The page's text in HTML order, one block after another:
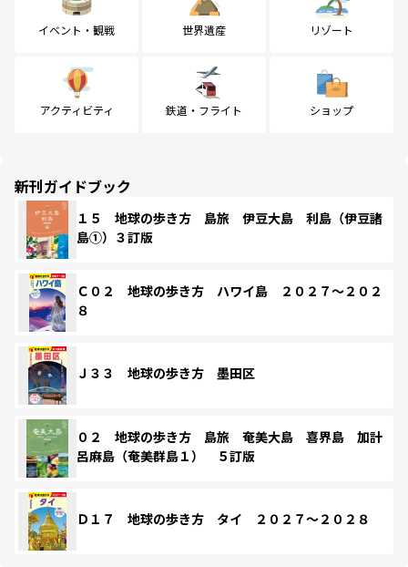
イベント・観戦 世界遺産 リゾート
アクティビティ 鉄道・フライト ショップ
新刊ガイドブック
１５ 地球の歩き方 島旅 伊豆大島 利島（伊豆諸
島①）３訂版
Ｃ０２ 地球の歩き方 ハワイ島 ２０２７～２０２
８
Ｊ３３ 地球の歩き方 墨田区
０２ 地球の歩き方 島旅 奄美大島 喜界島 加計
呂麻島（奄美群島１） ５訂版
Ｄ１７ 地球の歩き方 タイ ２０２７～２０２８